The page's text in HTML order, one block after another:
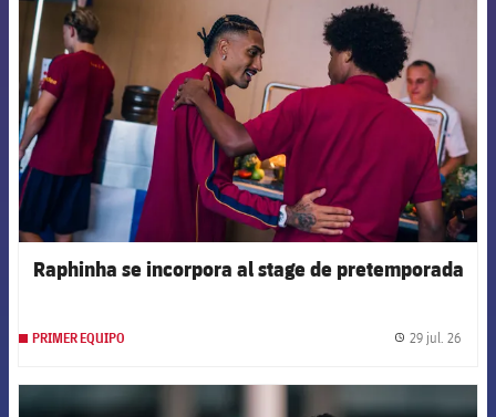
Raphinha se incorpora al stage de pretemporada
PRIMER EQUIPO 29 jul. 26